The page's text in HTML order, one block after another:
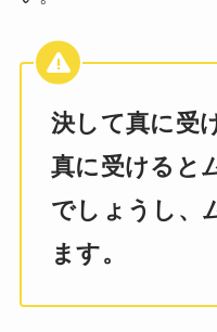
決して真に受
真に受けると
でしょうし、
ます。